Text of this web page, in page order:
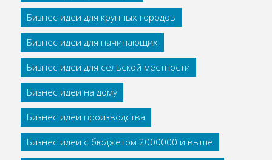
Бизнес идеи для крупных городов
Бизнес идеи для начинающих
Бизнес идеи для сельской местности
Бизнес идеи на дому
Бизнес идеи производства
Бизнес идеи с бюджетом 2000000 и выше